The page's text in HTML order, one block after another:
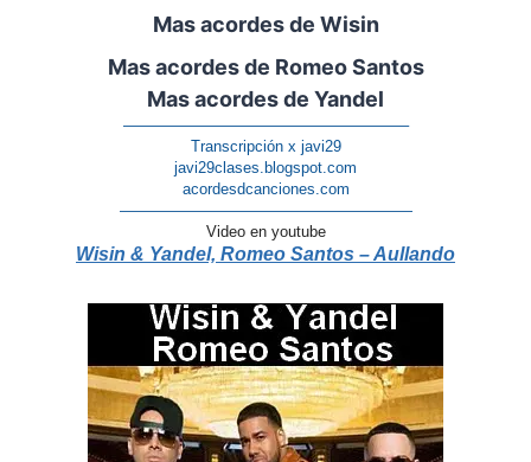
Mas acordes de Wisin
Mas acordes de Romeo Santos
Mas acordes de Yandel
——————————————————–
Transcripción x javi29
javi29clases.blogspot.com
acordesdcanciones.com
———————————————————
Video en youtube
Wisin & Yandel, Romeo Santos – Aullando